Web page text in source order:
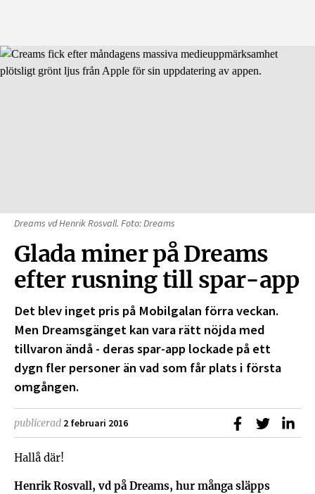
Dreams vd Henrik Rosvall. Foto: Dreams
Glada miner på Dreams
efter rusning till spar-app
Det blev inget pris på Mobilgalan förra veckan.
Men Dreamsgänget kan vara rätt nöjda med
tillvaron ändå - deras spar-app lockade på ett
dygn fler personer än vad som får plats i första
omgången.
publicerad 2 februari 2016 Dela påDela på
Hallå där!
Henrik Rosvall, vd på Dreams, hur många släpps